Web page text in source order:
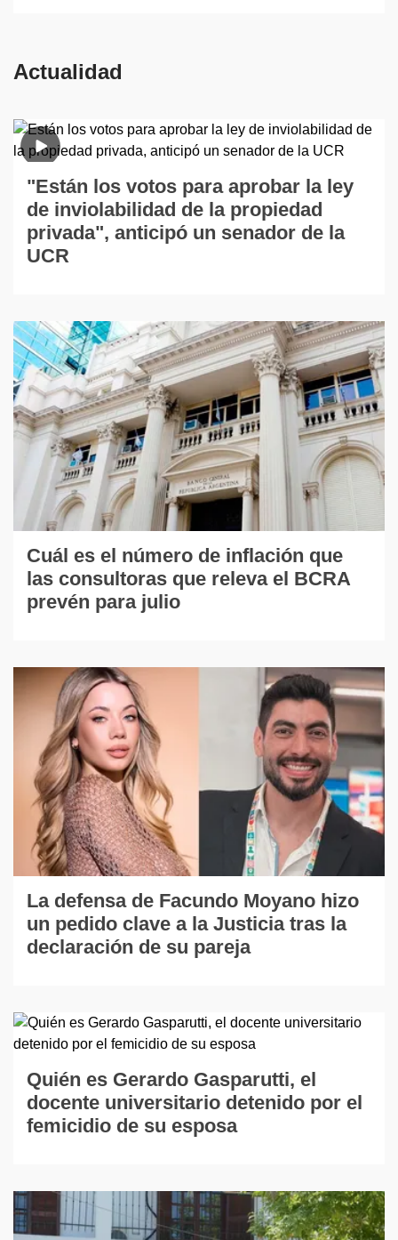
Actualidad
"Están los votos para aprobar la ley
de inviolabilidad de la propiedad
privada", anticipó un senador de la
UCR
Cuál es el número de inflación que
las consultoras que releva el BCRA
prevén para julio
La defensa de Facundo Moyano hizo
un pedido clave a la Justicia tras la
declaración de su pareja
Quién es Gerardo Gasparutti, el
docente universitario detenido por el
femicidio de su esposa